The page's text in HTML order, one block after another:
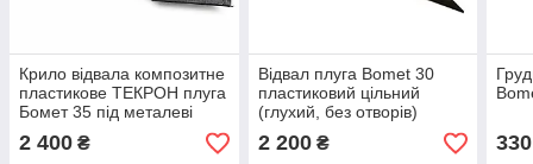
Крило відвала композитне
пластикове ТЕКРОН плуга
Бомет 35 під металеві
2 400 ₴
Відвал плуга Bomet 30
пластиковий цільний
(глухий, без отворів)
2 200₴ 330